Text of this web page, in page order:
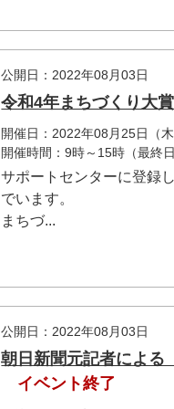
公開日：2022年08月03日
令和4年まちづくり大
開催日：2022年08月25日（
開催時間：9時～15時（最終
サポートセンターに登録
でいます。
まちづ...
公開日：2022年08月03日
朝日新聞元記者によ
イベント終了